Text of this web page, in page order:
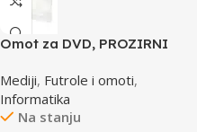
Omot za DVD, PROZIRNI
Mediji, Futrole i omoti,
Informatika
Na stanju